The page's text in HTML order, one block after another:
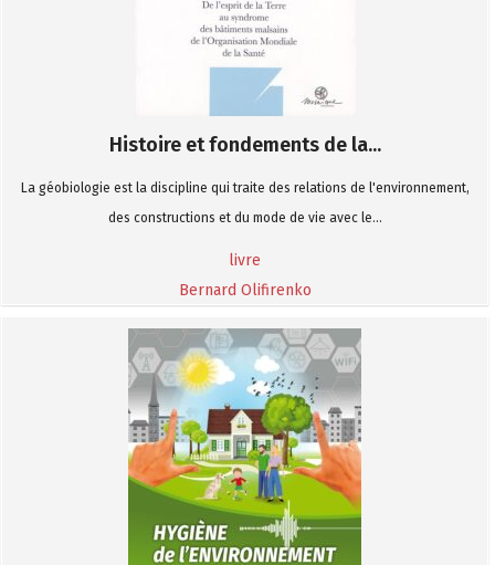
Histoire et fondements de la...
La géobiologie est la discipline qui traite des relations de l'environnement,
des constructions et du mode de vie avec le...
livre
Bernard Olifirenko